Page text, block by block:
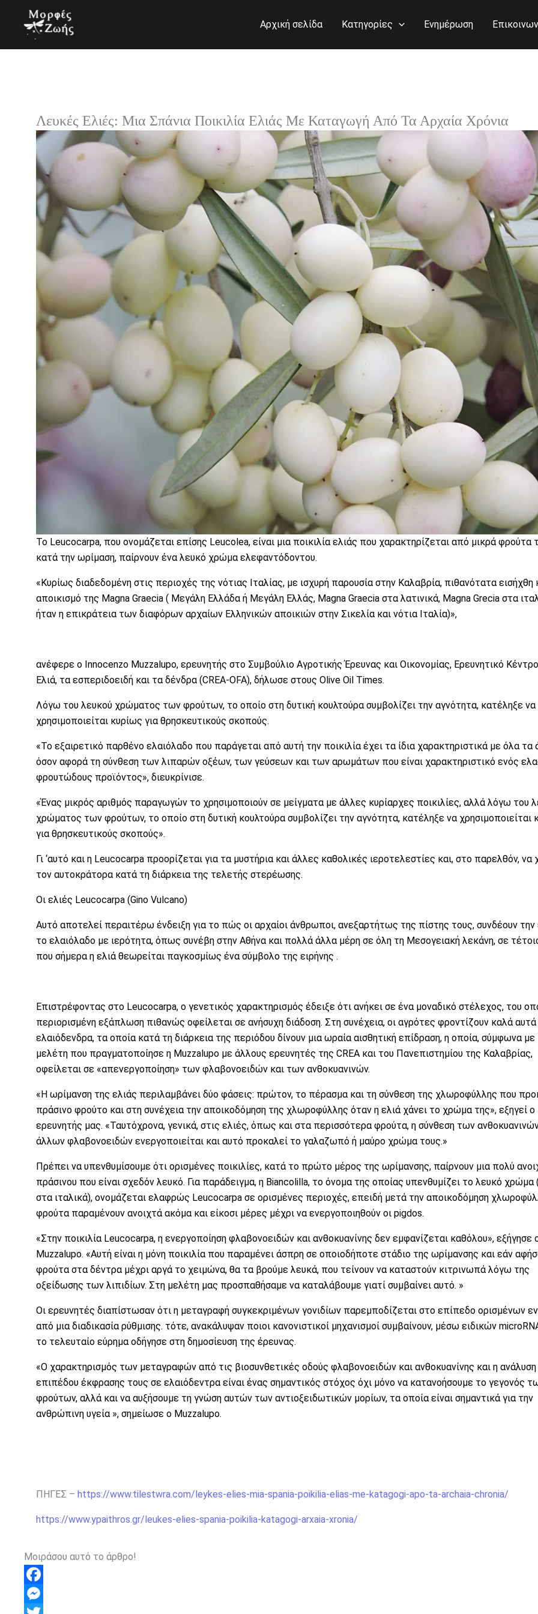
Μετάβαση
περιεχόμενο
Αρχική σελίδα Κατηγορίες Ενημέρωση
Λευκές Ελιές: Μια Σπάνια Ποικιλία Ελιάς Με Καταγωγή Από Τα Αρχαία Χρόνια
Το Leucocarpa, που ονομάζεται επίσης Leucolea, είναι μια ποικιλία ελιάς που χαρακτηρίζεται από μικρά φρούτα
κατά την ωρίμαση, παίρνουν ένα λευκό χρώμα ελεφαντόδοντου.
«Κυρίως διαδεδομένη στις περιοχές της νότιας Ιταλίας, με ισχυρή παρουσία στην Καλαβρία, πιθανότατα εισήχθη
αποικισμό της Magna Graecia ( Μεγάλη Ελλάδα ή Μεγάλη Ελλάς, Magna Graecia στα λατινικά, Magna Grecia στα
ήταν η επικράτεια των διαφόρων αρχαίων Ελληνικών αποικιών στην Σικελία και νότια Ιταλία)»,
ανέφερε ο Innocenzo Muzzalupo, ερευνητής στο Συμβούλιο Αγροτικής Έρευνας και Οικονομίας, Ερευνητικό
Ελιά, τα εσπεριδοειδή και τα δένδρα (CREA-OFA), δήλωσε στους Olive Oil Times.
Λόγω του λευκού χρώματος των φρούτων, το οποίο στη δυτική κουλτούρα συμβολίζει την αγνότητα, κατέληξε να
χρησιμοποιείται κυρίως για θρησκευτικούς σκοπούς.
«Το εξαιρετικό παρθένο ελαιόλαδο που παράγεται από αυτή την ποικιλία έχει τα ίδια χαρακτηριστικά με όλα τα
όσον αφορά τη σύνθεση των λιπαρών οξέων, των γεύσεων και των αρωμάτων που είναι χαρακτηριστικό ενός
φρουτώδους προϊόντος», διευκρίνισε.
«Ένας μικρός αριθμός παραγωγών το χρησιμοποιούν σε μείγματα με άλλες κυρίαρχες ποικιλίες, αλλά λόγω του
χρώματος των φρούτων, το οποίο στη δυτική κουλτούρα συμβολίζει την αγνότητα, κατέληξε να χρησιμοποιείται
για θρησκευτικούς σκοπούς».
Γι ‘αυτό και η Leucocarpa προορίζεται για τα μυστήρια και άλλες καθολικές ιεροτελεστίες και, στο παρελθόν, να
τον αυτοκράτορα κατά τη διάρκεια της τελετής στερέωσης.
Οι ελιές Leucocarpa (Gino Vulcano)
Αυτό αποτελεί περαιτέρω ένδειξη για το πώς οι αρχαίοι άνθρωποι, ανεξαρτήτως της πίστης τους, συνδέουν την
το ελαιόλαδο με ιερότητα, όπως συνέβη στην Αθήνα και πολλά άλλα μέρη σε όλη τη Μεσογειακή λεκάνη, σε
που σήμερα η ελιά θεωρείται παγκοσμίως ένα σύμβολο της ειρήνης .
Επιστρέφοντας στο Leucocarpa, ο γενετικός χαρακτηρισμός έδειξε ότι ανήκει σε ένα μοναδικό στέλεχος, του
περιορισμένη εξάπλωση πιθανώς οφείλεται σε ανήσυχη διάδοση. Στη συνέχεια, οι αγρότες φροντίζουν καλά
ελαιόδενδρα, τα οποία κατά τη διάρκεια της περιόδου δίνουν μια ωραία αισθητική επίδραση, η οποία, σύμφωνα με
μελέτη που πραγματοποίησε η Muzzalupo με άλλους ερευνητές της CREA και του Πανεπιστημίου της Καλαβρίας,
οφείλεται σε «απενεργοποίηση» των φλαβονοειδών και των ανθοκυανινών.
«Η ωρίμανση της ελιάς περιλαμβάνει δύο φάσεις: πρώτον, το πέρασμα και τη σύνθεση της χλωροφύλλης που
πράσινο φρούτο και στη συνέχεια την αποικοδόμηση της χλωροφύλλης όταν η ελιά χάνει το χρώμα της», εξηγεί ο
ερευνητής μας. «Ταυτόχρονα, γενικά, στις ελιές, όπως και στα περισσότερα φρούτα, η σύνθεση των
άλλων φλαβονοειδών ενεργοποιείται και αυτό προκαλεί το γαλαζωπό ή μαύρο χρώμα τους.»
Πρέπει να υπενθυμίσουμε ότι ορισμένες ποικιλίες, κατά το πρώτο μέρος της ωρίμανσης, παίρνουν μια πολύ
πράσινου που είναι σχεδόν λευκό. Για παράδειγμα, η Biancolilla, το όνομα της οποίας υπενθυμίζει το λευκό χρώμα
στα ιταλικά), ονομάζεται ελαφρώς Leucocarpa σε ορισμένες περιοχές, επειδή μετά την αποικοδόμηση
φρούτα παραμένουν ανοιχτά ακόμα και είκοσι μέρες μέχρι να ενεργοποιηθούν οι pigdos.
«Στην ποικιλία Leucocarpa, η ενεργοποίηση φλαβονοειδών και ανθοκυανίνης δεν εμφανίζεται καθόλου», εξήγησε
Muzzalupo. «Αυτή είναι η μόνη ποικιλία που παραμένει άσπρη σε οποιοδήποτε στάδιο της ωρίμανσης και εάν
φρούτα στα δέντρα μέχρι αργά το χειμώνα, θα τα βρούμε λευκά, που τείνουν να καταστούν κιτρινωπά λόγω της
οξείδωσης των λιπιδίων. Στη μελέτη μας προσπαθήσαμε να καταλάβουμε γιατί συμβαίνει αυτό. »
Οι ερευνητές διαπίστωσαν ότι η μεταγραφή συγκεκριμένων γονιδίων παρεμποδίζεται στο επίπεδο ορισμένων
από μια διαδικασία ρύθμισης. τότε, ανακάλυψαν ποιοι κανονιστικοί μηχανισμοί συμβαίνουν, μέσω ειδικών
το τελευταίο εύρημα οδήγησε στη δημοσίευση της έρευνας.
«Ο χαρακτηρισμός των μεταγραφών από τις βιοσυνθετικές οδούς φλαβονοειδών και ανθοκυανίνης και η
επιπέδου έκφρασης τους σε ελαιόδεντρα είναι ένας σημαντικός στόχος όχι μόνο να κατανοήσουμε το γεγονός
φρούτων, αλλά και να αυξήσουμε τη γνώση αυτών των αντιοξειδωτικών μορίων, τα οποία είναι σημαντικά για την
ανθρώπινη υγεία », σημείωσε ο Muzzalupo.
ΠΗΓΕΣ – https://www.tilestwra.com/leykes-elies-mia-spania-poikilia-elias-me-katagogi-apo-ta-archaia-chronia/
https://www.ypaithros.gr/leukes-elies-spania-poikilia-katagogi-arxaia-xronia/
Μοιράσου αυτό το άρθρο!
F